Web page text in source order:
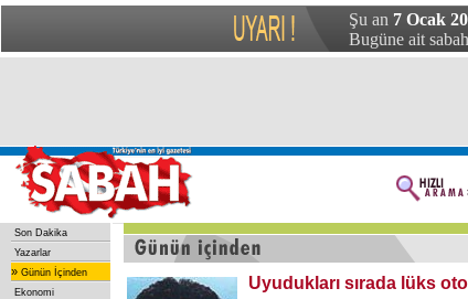
Şu an 7 Ocak
Bugüne ait
Son Dakika
Yazarlar
» Günün İçinden
Ekonomi
Uyudukları sırada lüks